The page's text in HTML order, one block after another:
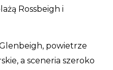
Rossbeigh i
powietrze
a sceneria szeroko